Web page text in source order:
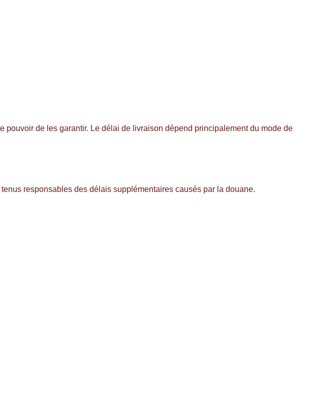
de les garantir. Le délai de livraison dépend principalement du mode de
responsables des délais supplémentaires causés par la douane.